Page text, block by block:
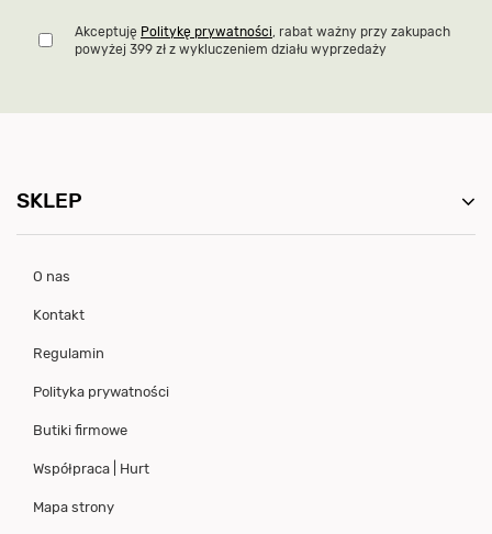
Akceptuję Politykę prywatności, rabat ważny przy zakupach
powyżej 399 zł z wykluczeniem działu wyprzedaży
SKLEP
O nas
Kontakt
Regulamin
Polityka prywatności
Butiki firmowe
Współpraca | Hurt
Mapa strony